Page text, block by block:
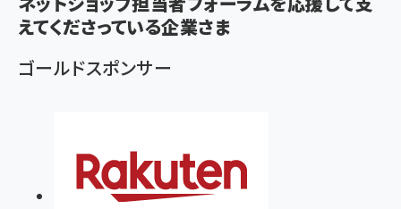
ず
えてくださっている企業さま
ゴールドスポンサー